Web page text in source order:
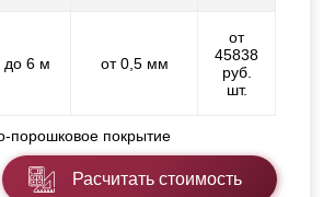
до 6 м от 0,5 мм
от
45838
руб.
шт.
покрытие
Расчитать стоимость